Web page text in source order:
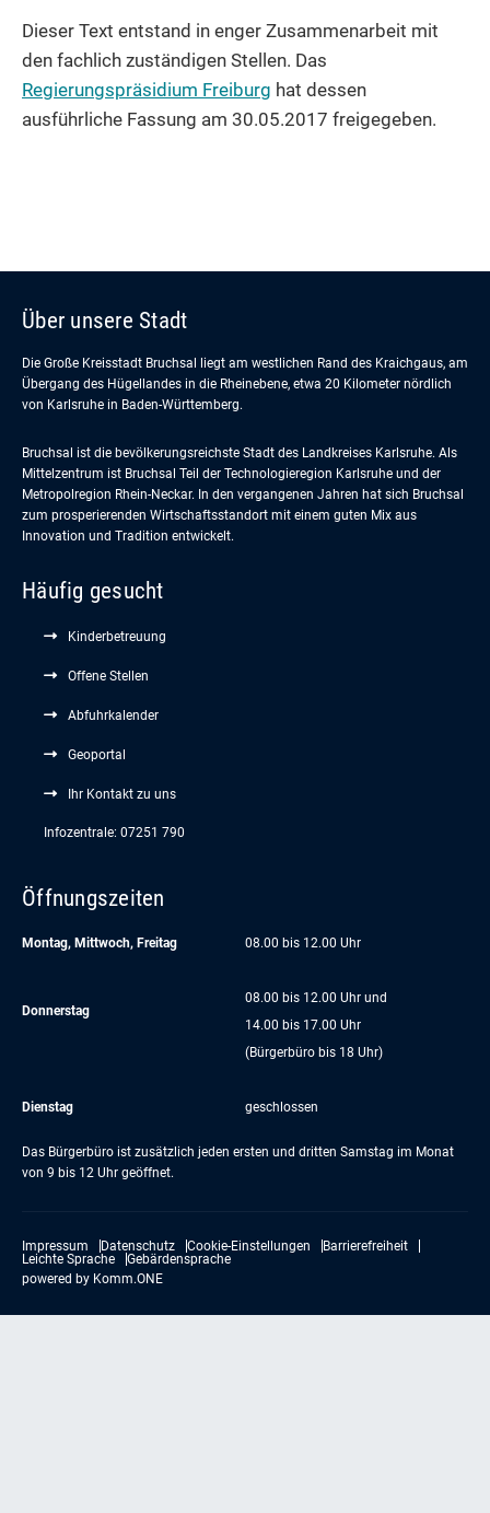
Dieser Text entstand in enger Zusammenarbeit mit
den fachlich zuständigen Stellen. Das
Regierungspräsidium Freiburg hat dessen
ausführliche Fassung am 30.05.2017 freigegeben.
Über unsere Stadt
Die Große Kreisstadt Bruchsal liegt am westlichen Rand des Kraichgaus, am
Übergang des Hügellandes in die Rheinebene, etwa 20 Kilometer nördlich
von Karlsruhe in Baden-Württemberg.
Bruchsal ist die bevölkerungsreichste Stadt des Landkreises Karlsruhe. Als
Mittelzentrum ist Bruchsal Teil der Technologieregion Karlsruhe und der
Metropolregion Rhein-Neckar. In den vergangenen Jahren hat sich Bruchsal
zum prosperierenden Wirtschaftsstandort mit einem guten Mix aus
Innovation und Tradition entwickelt.
Häufig gesucht
Kinderbetreuung
Offene Stellen
Abfuhrkalender
Geoportal
Ihr Kontakt zu uns
Infozentrale: 07251 790
Öffnungszeiten
Montag, Mittwoch, Freitag 08.00 bis 12.00 Uhr
Donnerstag
08.00 bis 12.00 Uhr und
14.00 bis 17.00 Uhr
(Bürgerbüro bis 18 Uhr)
Dienstag geschlossen
Das Bürgerbüro ist zusätzlich jeden ersten und dritten Samstag im Monat
von 9 bis 12 Uhr geöffnet.
Impressum Datenschutz Cookie-Einstellungen
Barrierefreiheit
Leichte Sprache
Gebärdensprache
powered by Komm.ONE